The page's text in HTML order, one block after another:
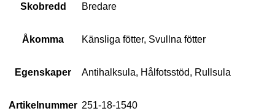
Skobredd Bredare
Åkomma Känsliga fötter, Svullna fötter
Egenskaper Antihalksula, Hålfotsstöd, Rullsula
Artikelnummer 251-18-1540